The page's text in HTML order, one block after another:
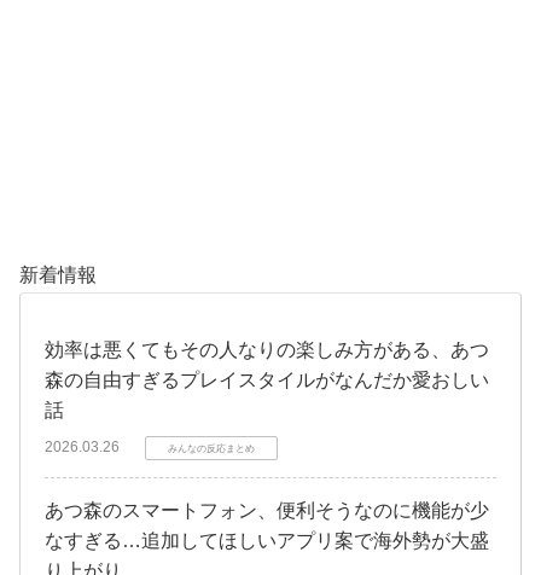
新着情報
効率は悪くてもその人なりの楽しみ方がある、あつ
森の自由すぎるプレイスタイルがなんだか愛おしい
話
2026.03.26 みんなの反応まとめ
あつ森のスマートフォン、便利そうなのに機能が少
なすぎる…追加してほしいアプリ案で海外勢が大盛
り上がり